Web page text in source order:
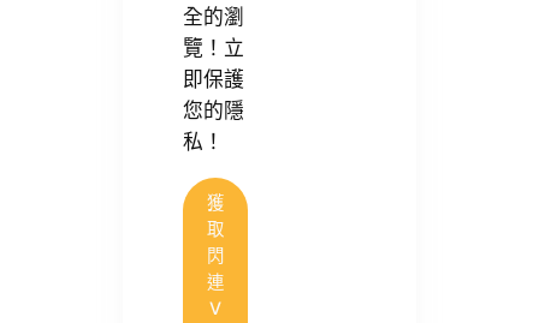
全的瀏
覽！立
即保護
您的隱
私！
獲
取
閃
連
V